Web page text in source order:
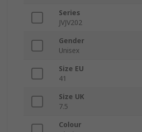
Series
JVJV202
Gender
Unisex
Size EU
41
Size UK
7.5
Colour